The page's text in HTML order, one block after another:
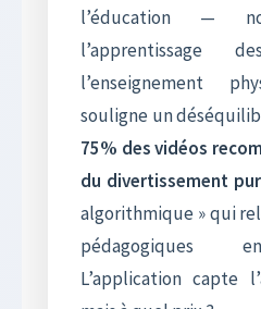
l’éducation —
l’apprentissage
l’enseignement
souligne un
75% des vidéos
du divertissement pur
algorithmique » qui
pédagogiques
L’application capte